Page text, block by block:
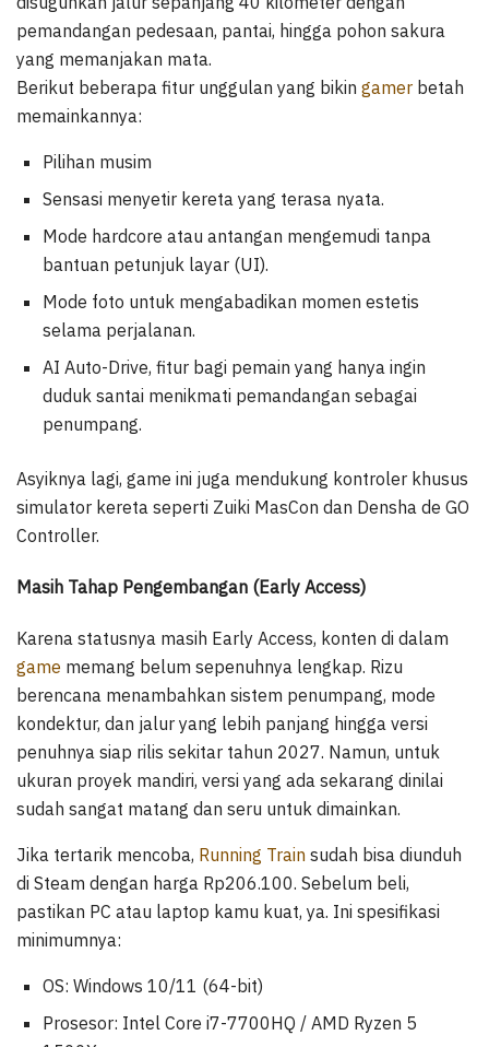
pemandangan pedesaan, pantai, hingga pohon sakura
yang memanjakan mata.
Berikut beberapa fitur unggulan yang bikin gamer betah
memainkannya:
Pilihan musim
Sensasi menyetir kereta yang terasa nyata.
Mode hardcore atau antangan mengemudi tanpa
bantuan petunjuk layar (UI).
Mode foto untuk mengabadikan momen estetis
selama perjalanan.
AI Auto-Drive, fitur bagi pemain yang hanya ingin
duduk santai menikmati pemandangan sebagai
penumpang.
Asyiknya lagi, game ini juga mendukung kontroler khusus
simulator kereta seperti Zuiki MasCon dan Densha de GO
Controller.
Masih Tahap Pengembangan (Early Access)
Karena statusnya masih Early Access, konten di dalam
game memang belum sepenuhnya lengkap. Rizu
berencana menambahkan sistem penumpang, mode
kondektur, dan jalur yang lebih panjang hingga versi
penuhnya siap rilis sekitar tahun 2027. Namun, untuk
ukuran proyek mandiri, versi yang ada sekarang dinilai
sudah sangat matang dan seru untuk dimainkan.
Jika tertarik mencoba, Running Train sudah bisa diunduh
di Steam dengan harga Rp206.100. Sebelum beli,
pastikan PC atau laptop kamu kuat, ya. Ini spesifikasi
minimumnya:
OS: Windows 10/11 (64-bit)
Prosesor: Intel Core i7-7700HQ / AMD Ryzen 5